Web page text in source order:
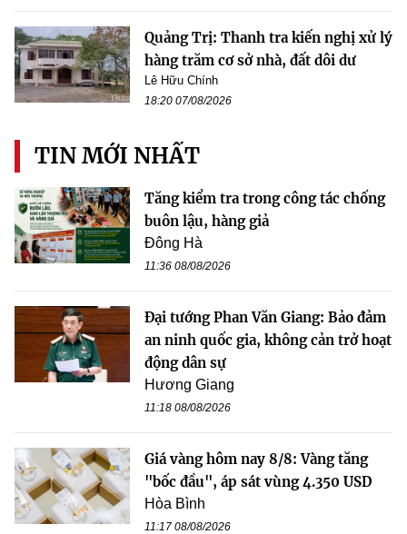
Quảng Trị: Thanh tra kiến nghị xử lý
hàng trăm cơ sở nhà, đất dôi dư
Lê Hữu Chính
18:20 07/08/2026
TIN MỚI NHẤT
Tăng kiểm tra trong công tác chống
buôn lậu, hàng giả
Đông Hà
11:36 08/08/2026
Đại tướng Phan Văn Giang: Bảo đảm
an ninh quốc gia, không cản trở hoạt
động dân sự
Hương Giang
11:18 08/08/2026
Giá vàng hôm nay 8/8: Vàng tăng
"bốc đầu", áp sát vùng 4.350 USD
Hòa Bình
11:17 08/08/2026